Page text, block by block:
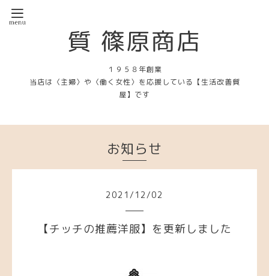
質 篠原商店
１９５８年創業
当店は〈主婦〉や〈働く女性〉を応援している【生活改善質
屋】です
お知らせ
2021 / 12/02
【チッチの推薦洋服】を更新しました